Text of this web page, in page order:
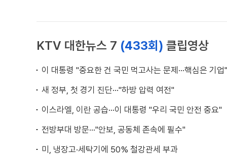
KTV 대한뉴스 7 (433회) 클립영상
이 대통령 "중요한 건 국민 먹고사는 문제···핵심은 기업"
새 정부, 첫 경기 진단···"하방 압력 여전"
이스라엘, 이란 공습···이 대통령 "우리 국민 안전 중요"
전방부대 방문···"안보, 공동체 존속에 필수"
미, 냉장고·세탁기에 50% 철강관세 부과